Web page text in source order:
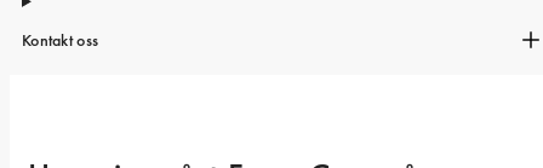
Kontakt oss